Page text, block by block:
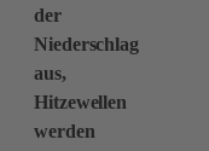
der
Niederschlag
aus,
Hitzewellen
werden